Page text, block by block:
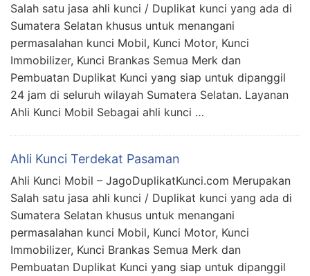
Salah satu jasa ahli kunci / Duplikat kunci yang ada di
Sumatera Selatan khusus untuk menangani
permasalahan kunci Mobil, Kunci Motor, Kunci
Immobilizer, Kunci Brankas Semua Merk dan
Pembuatan Duplikat Kunci yang siap untuk dipanggil
24 jam di seluruh wilayah Sumatera Selatan. Layanan
Ahli Kunci Mobil Sebagai ahli kunci …
Ahli Kunci Terdekat Pasaman
Ahli Kunci Mobil – JagoDuplikatKunci.com Merupakan
Salah satu jasa ahli kunci / Duplikat kunci yang ada di
Sumatera Selatan khusus untuk menangani
permasalahan kunci Mobil, Kunci Motor, Kunci
Immobilizer, Kunci Brankas Semua Merk dan
Pembuatan Duplikat Kunci yang siap untuk dipanggil